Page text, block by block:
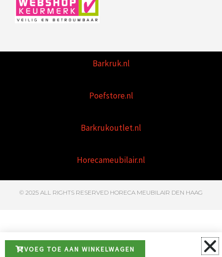
Barkruk.nl
Poefstore.nl
Barkrukoutlet.nl
Horecameubilair.nl
© 2025 ALL RIGHTS RESERVED HORECA MEUBILAIR DEN HAAG
VOEG TOE AAN WINKELWAGEN